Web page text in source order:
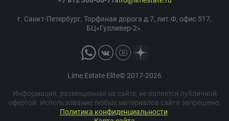
Lime Estate Elite© 2017-2026
Информация, размещенная на сайте, не является публичной
офертой. Использование любых материалов сайта запрещено.
Политика конфиденциальности
г. Санкт-Петербург, Торфяная дорога д.7, лит.Ф, офис 517,
БЦ«Гулливер-2».